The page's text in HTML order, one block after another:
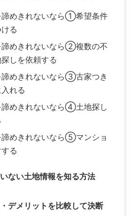
諦めきれないなら①希望条件
る
諦めきれないなら②複数の不
しを依頼する
諦めきれないなら③古家つき
れる
諦めきれないなら④土地探し
諦めきれないなら⑤マンショ
る
ない土地情報を知る方法
デメリットを比較して決断